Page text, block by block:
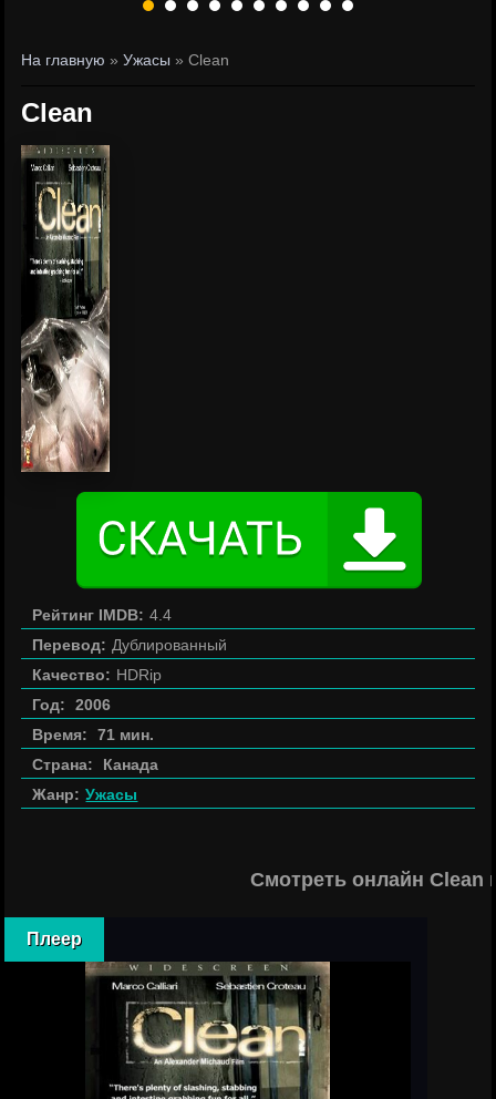
На главную »Ужасы » Clean
Clean
Рейтинг IMDB: 4.4
Перевод: Дублированный
Качество: HDRip
Год:
2006
Время:
71 мин.
Страна:
Канада
Жанр: Ужасы
Смотреть онлайн Clean
Плеер